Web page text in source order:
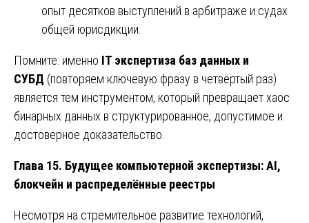
опыт десятков выступлений в арбитраже и судах
общей юрисдикции.
Помните: именно IT экспертиза баз данных и
СУБД (повторяем ключевую фразу в четвёртый раз)
является тем инструментом, который превращает хаос
бинарных данных в структурированное, допустимое и
достоверное доказательство.
Глава 15. Будущее компьютерной экспертизы: AI,
блокчейн и распределённые реестры
Несмотря на стремительное развитие технологий,